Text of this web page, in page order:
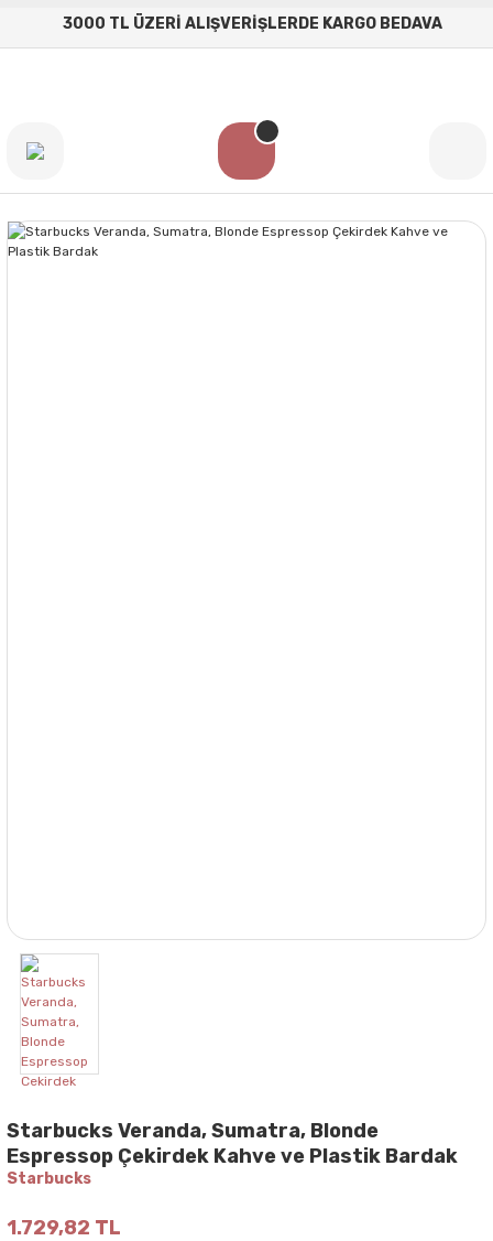
3000 TL ÜZERİ ALIŞVERİŞLERDE KARGO BEDAVA
Starbucks Veranda, Sumatra, Blonde
Espressop Çekirdek Kahve ve Plastik Bardak
Starbucks
1.729,82 TL